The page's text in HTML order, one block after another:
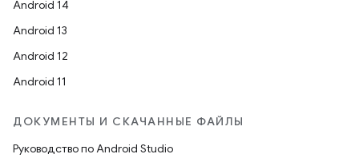
Android 14
Android 13
Android 12
Android 11
ДОКУМЕНТЫ И СКАЧАННЫЕ ФАЙЛЫ
Руководство по Android Studio